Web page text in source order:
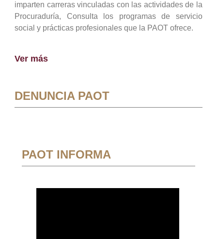
imparten carreras vinculadas con las actividades de la
Procuraduría, Consulta los programas de servicio
social y prácticas profesionales que la PAOT ofrece.
Ver más
DENUNCIA PAOT
PAOT INFORMA